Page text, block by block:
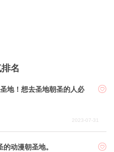
名
地！想去圣地朝圣的人必
2023-07-31
动漫朝圣地。